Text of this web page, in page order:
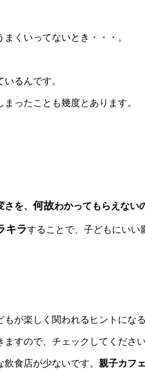
くいってないとき・・・。
るんです。
ったことも幾度とあります。
を、 何故わかってもらえない
キラすることで、子どもにいい
もが楽しく関われるヒントにな
すので、チェックしてください
食店が少ないです。 親子カフ